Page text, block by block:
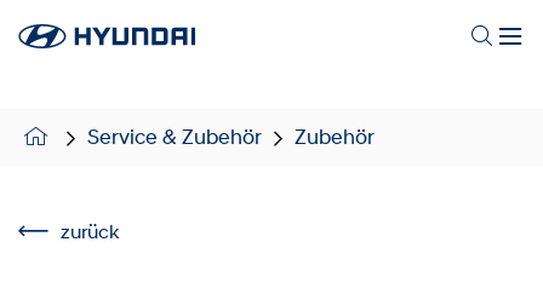
Service & Zubehör Zubehör
zurück